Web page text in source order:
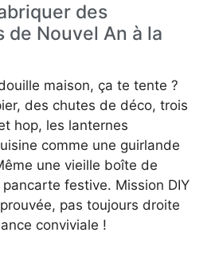
des
de Nouvel An à la
maison, ça te tente ?
des chutes de déco, trois
hop, les lanternes
comme une guirlande
une vieille boîte de
festive. Mission DIY
pas toujours droite
conviviale !